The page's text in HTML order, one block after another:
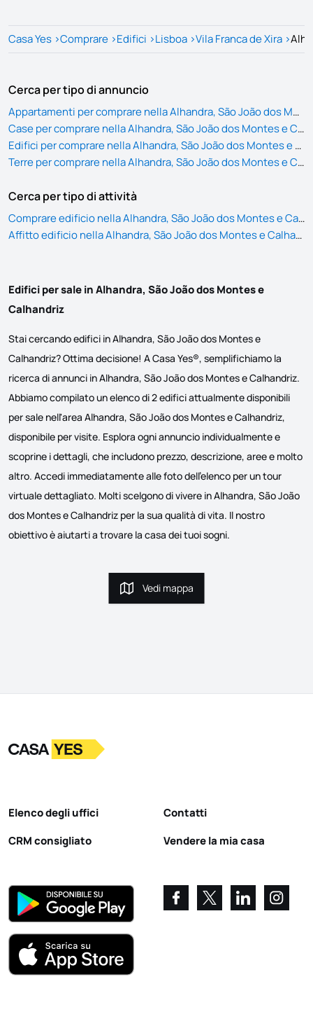
Casa Yes >Comprare >Edifici >Lisboa >Vila Franca de Xira >
Cerca per tipo di annuncio
Appartamenti per comprare nella Alhandra, São João dos Montes e Calhandriz
Case per comprare nella Alhandra, São João dos Montes e Calhandriz
Edifici per comprare nella Alhandra, São João dos Montes e Calhandriz
Terre per comprare nella Alhandra, São João dos Montes e Calhandriz
Cerca per tipo di attività
Comprare edificio nella Alhandra, São João dos Montes e Calhandriz
Affitto edificio nella Alhandra, São João dos Montes e Calhandriz
Edifici per sale in Alhandra, São João dos Montes e
Calhandriz
Stai cercando edifici in Alhandra, São João dos Montes e
Calhandriz? Ottima decisione! A Casa Yes®, semplifichiamo la
ricerca di annunci in Alhandra, São João dos Montes e Calhandriz.
Abbiamo compilato un elenco di 2 edifici attualmente disponibili
per sale nell'area Alhandra, São João dos Montes e Calhandriz,
disponibile per visite. Esplora ogni annuncio individualmente e
scoprine i dettagli, che includono prezzo, descrizione, aree e molto
altro. Accedi immediatamente alle foto dell'elenco per un tour
virtuale dettagliato. Molti scelgono di vivere in Alhandra, São João
dos Montes e Calhandriz per la sua qualità di vita. Il nostro
obiettivo è aiutarti a trovare la casa dei tuoi sogni.
Vedi mappa
Vedi mappa
LogoVai alla homepage
Elenco degli uffici
CRM consigliato
Contatti
Vendere la mia casa